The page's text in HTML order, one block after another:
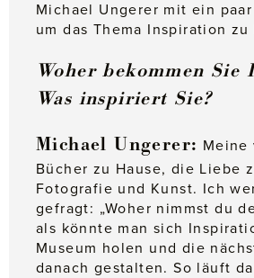
Michael Ungerer mit ein
um das Thema Inspiration
Woher bekommen Sie
Was inspiriert Sie?
Michael Ungerer: Meine
Bücher zu Hause, die Liebe
Fotografie und Kunst. Ich
gefragt: „Woher nimmst du
als könnte man sich
Museum holen und die
danach gestalten. So läuft